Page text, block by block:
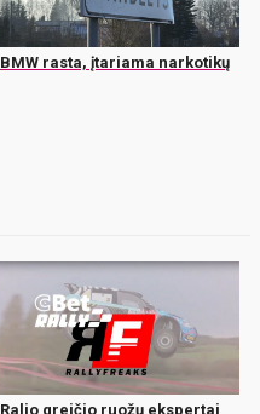
BMW rasta, įtariama narkotikų
Ralio greičio ruožų ekspertai